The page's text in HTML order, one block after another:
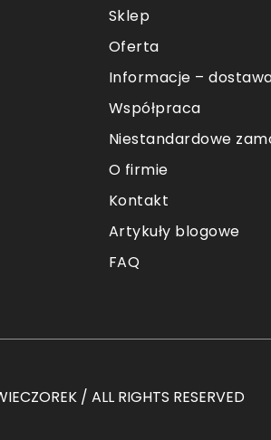
Sklep
Oferta
Informacje –
Współpraca
Niestandardowe
O firmie
Kontakt
Artykuły blogowe
FAQ
/ ALL RIGHTS RESERVED